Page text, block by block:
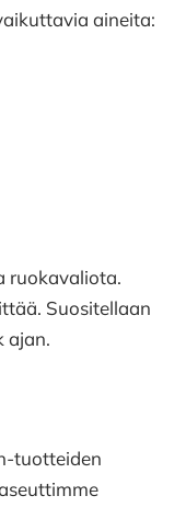
aineita:
ruokavaliota.
Suositellaan
ajan.
tuotteiden